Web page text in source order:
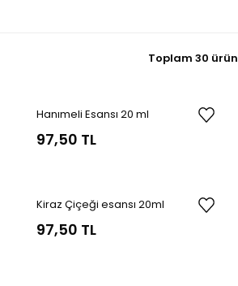
Toplam 30 ürün
Hanımeli Esansı 20 ml
97,50 TL
Kiraz Çiçeği esansı 20ml
97,50 TL